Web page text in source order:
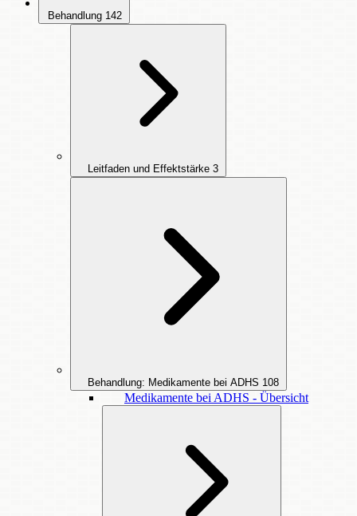
Behandlung 142
Leitfaden und Effektstärke 3
Behandlung: Medikamente bei ADHS 108
Medikamente bei ADHS - Übersicht